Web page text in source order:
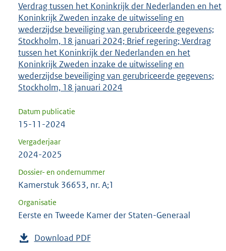
Verdrag tussen het Koninkrijk der Nederlanden en het
Koninkrijk Zweden inzake de uitwisseling en
wederzijdse beveiliging van gerubriceerde gegevens;
Stockholm, 18 januari 2024; Brief regering; Verdrag
tussen het Koninkrijk der Nederlanden en het
Koninkrijk Zweden inzake de uitwisseling en
wederzijdse beveiliging van gerubriceerde gegevens;
Stockholm, 18 januari 2024
Datum publicatie
15-11-2024
Vergaderjaar
2024-2025
Dossier- en ondernummer
Kamerstuk 36653, nr. A;1
Organisatie
Eerste en Tweede Kamer der Staten-Generaal
Download PDF